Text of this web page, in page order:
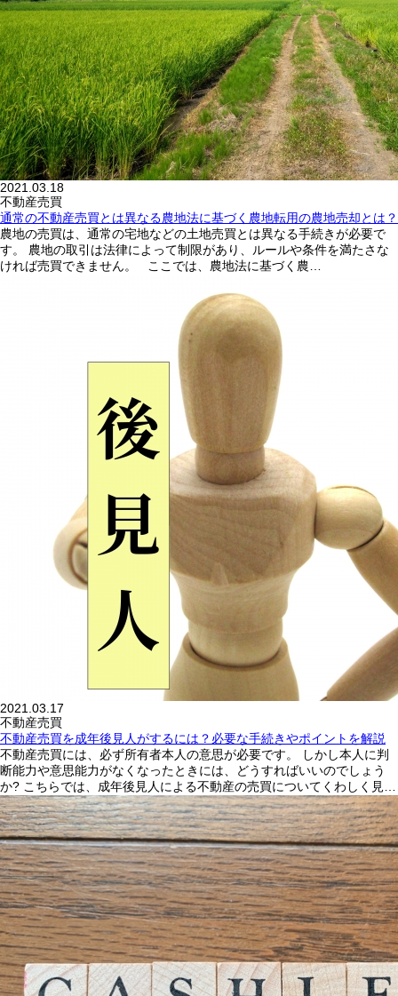
2021.03.18
不動産売買
通常の不動産売買とは異なる農地法に基づく農地転用の農地売却とは？
農地の売買は、通常の宅地などの土地売買とは異なる手続きが必要で
す。 農地の取引は法律によって制限があり、ルールや条件を満たさな
ければ売買できません。 ここでは、農地法に基づく農…
2021.03.17
不動産売買
不動産売買を成年後見人がするには？必要な手続きやポイントを解説
不動産売買には、必ず所有者本人の意思が必要です。 しかし本人に判
断能力や意思能力がなくなったときには、どうすればいいのでしょう
か? こちらでは、成年後見人による不動産の売買についてくわしく見…